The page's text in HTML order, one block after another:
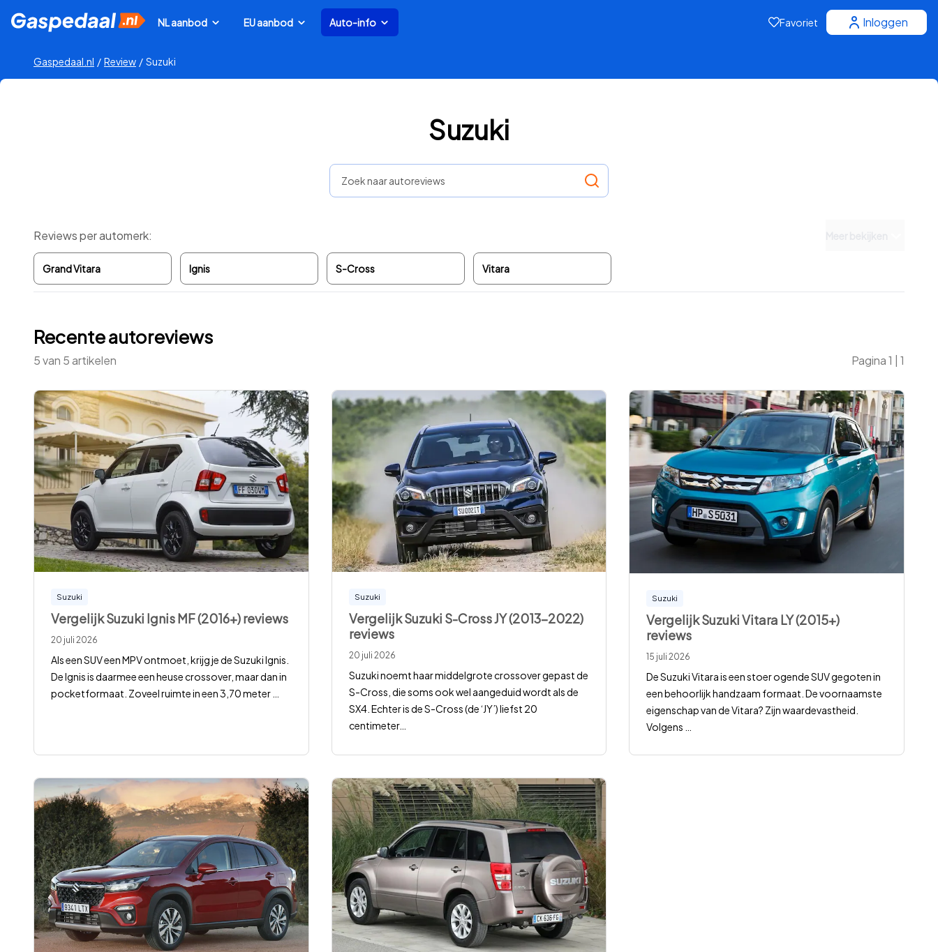
NL aanbod EU aanbod Auto-info Favoriet Inloggen
Gaspedaal.nl / Review / Suzuki
Suzuki
Zoek naar autoreviews
Reviews per automerk:
Grand Vitara Ignis S-Cross Vitara
Recente autoreviews
5van 5artikelen Pagina1 1
Suzuki
Vergelijk Suzuki Ignis MF (2016+) reviews
20 juli 2026
Als een SUV een MPV ontmoet, krijg je de Suzuki Ignis.
De Ignis is daarmee een heuse crossover, maar dan in
pocketformaat. Zoveel ruimte in een 3,70 meter
Suzuki
Vergelijk Suzuki S-Cross JY (2013-2022)
reviews
20 juli 2026
Suzuki noemt haar middelgrote crossover gepast de
S-Cross, die soms ook wel aangeduid wordt als de
SX4. Echter is de S-Cross (de ‘JY’) liefst 20
centimeter…
Suzuki
Vergelijk Suzuki Vitara LY (2015+)
reviews
15 juli 2026
De Suzuki Vitara is een stoer ogende SUV gegoten in
een behoorlijk handzaam formaat. De voornaamste
eigenschap van de Vitara? Zijn waardevastheid.
Volgens